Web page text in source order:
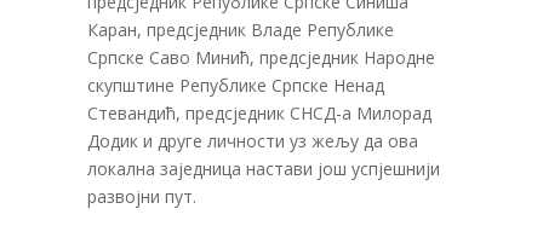
Каран, предсједник Владе Републике
Српске Саво Минић, предсједник Народне
скупштине Републике Српске Ненад
Стевандић, предсједник СНСД-а Милорад
Додик и друге личности уз жељу да ова
локална заједница настави још успјешнији
развојни пут.